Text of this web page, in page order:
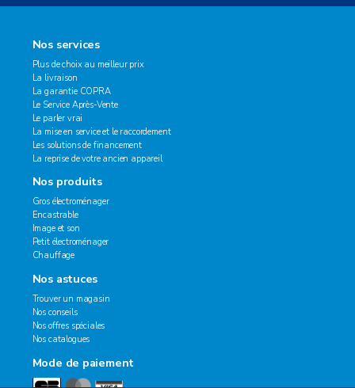
Nos services
Plus de choix au meilleur prix
La livraison
La garantie COPRA
Le Service Après-Vente
Le parler vrai
La mise en service et le raccordement
Les solutions de financement
La reprise de votre ancien appareil
Nos produits
Gros électroménager
Encastrable
Image et son
Petit électroménager
Chauffage
Nos astuces
Trouver un magasin
Nos conseils
Nos offres spéciales
Nos catalogues
Mode de paiement